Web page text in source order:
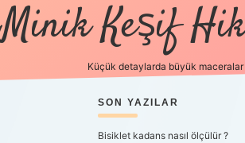
Minik Keşif
Küçük detaylarda büyük maceralar
SIDEBAR
SON YAZILAR
Bisiklet kadans nasıl ölçülür ?